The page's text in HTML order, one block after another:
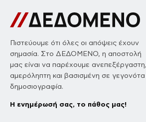
Πιστεύουμε ότι όλες οι απόψεις έχουν
σημασία. Στο ΔΕΔΟΜΕΝΟ, η αποστολή
μας είναι να παρέχουμε ανεπεξέργαστη,
αμερόληπτη και βασισμένη σε γεγονότα
δημοσιογραφία.
Η ενημέρωσή σας, το πάθος μας!